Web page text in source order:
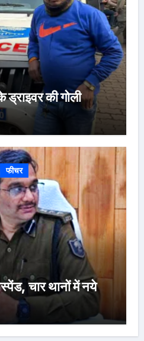
ड्राइवर की गोली
फीचर
चार थानों में नये